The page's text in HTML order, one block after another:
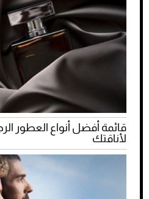
قائمة أفضل أنواع العطور
لأناقتك